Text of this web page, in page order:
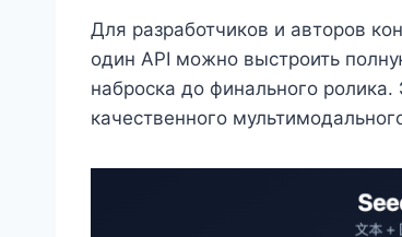
Для разработчиков и авторов
один API можно выстроить
наброска до финального
качественного